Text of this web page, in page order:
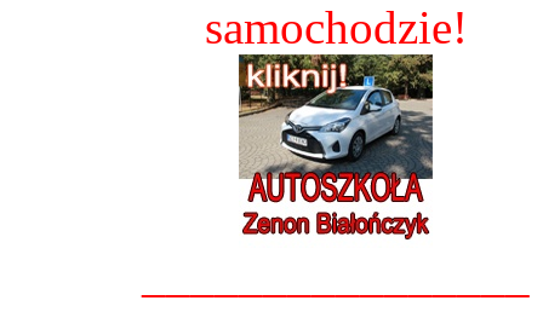
samochodzie!